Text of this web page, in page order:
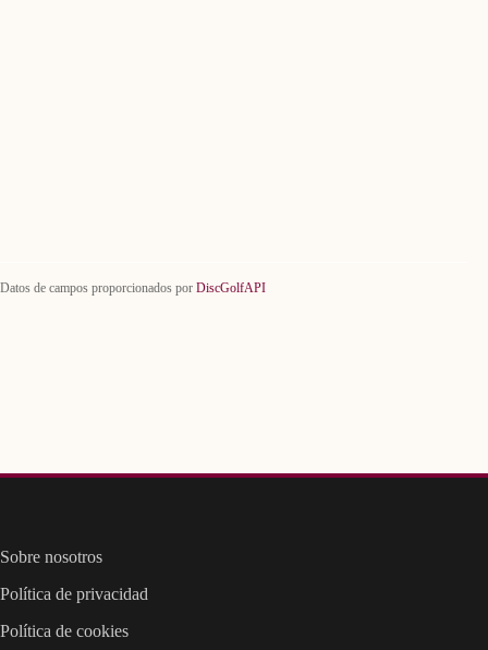
Datos de campos proporcionados por DiscGolfAPI
Sobre nosotros
Política de privacidad
Política de cookies